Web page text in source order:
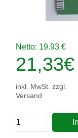
Netto: 19.93 €
21,33€
inkl. MwSt. zzgl.
Versand